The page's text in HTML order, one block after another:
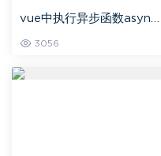
vue中执行异步函数async
3056